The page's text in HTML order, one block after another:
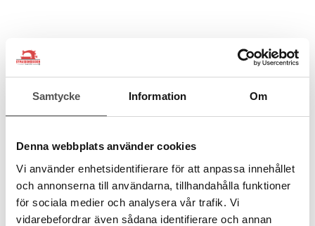
Samtycke Information Om
Denna webbplats använder cookies
Vi använder enhetsidentifierare för att anpassa innehållet
och annonserna till användarna, tillhandahålla funktioner
för sociala medier och analysera vår trafik. Vi
vidarebefordrar även sådana identifierare och annan
Artikelnummer:
412989845
Rekommenderade tillbehör till denna produkt